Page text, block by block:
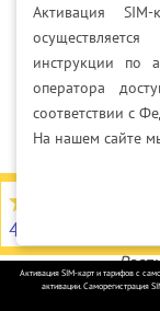
Активация SIM-карт и тарифов с
активации. Саморегистрация
4566 отзывов на
Активация
инструкции по
оператора
соответствии с
На нашем сайте